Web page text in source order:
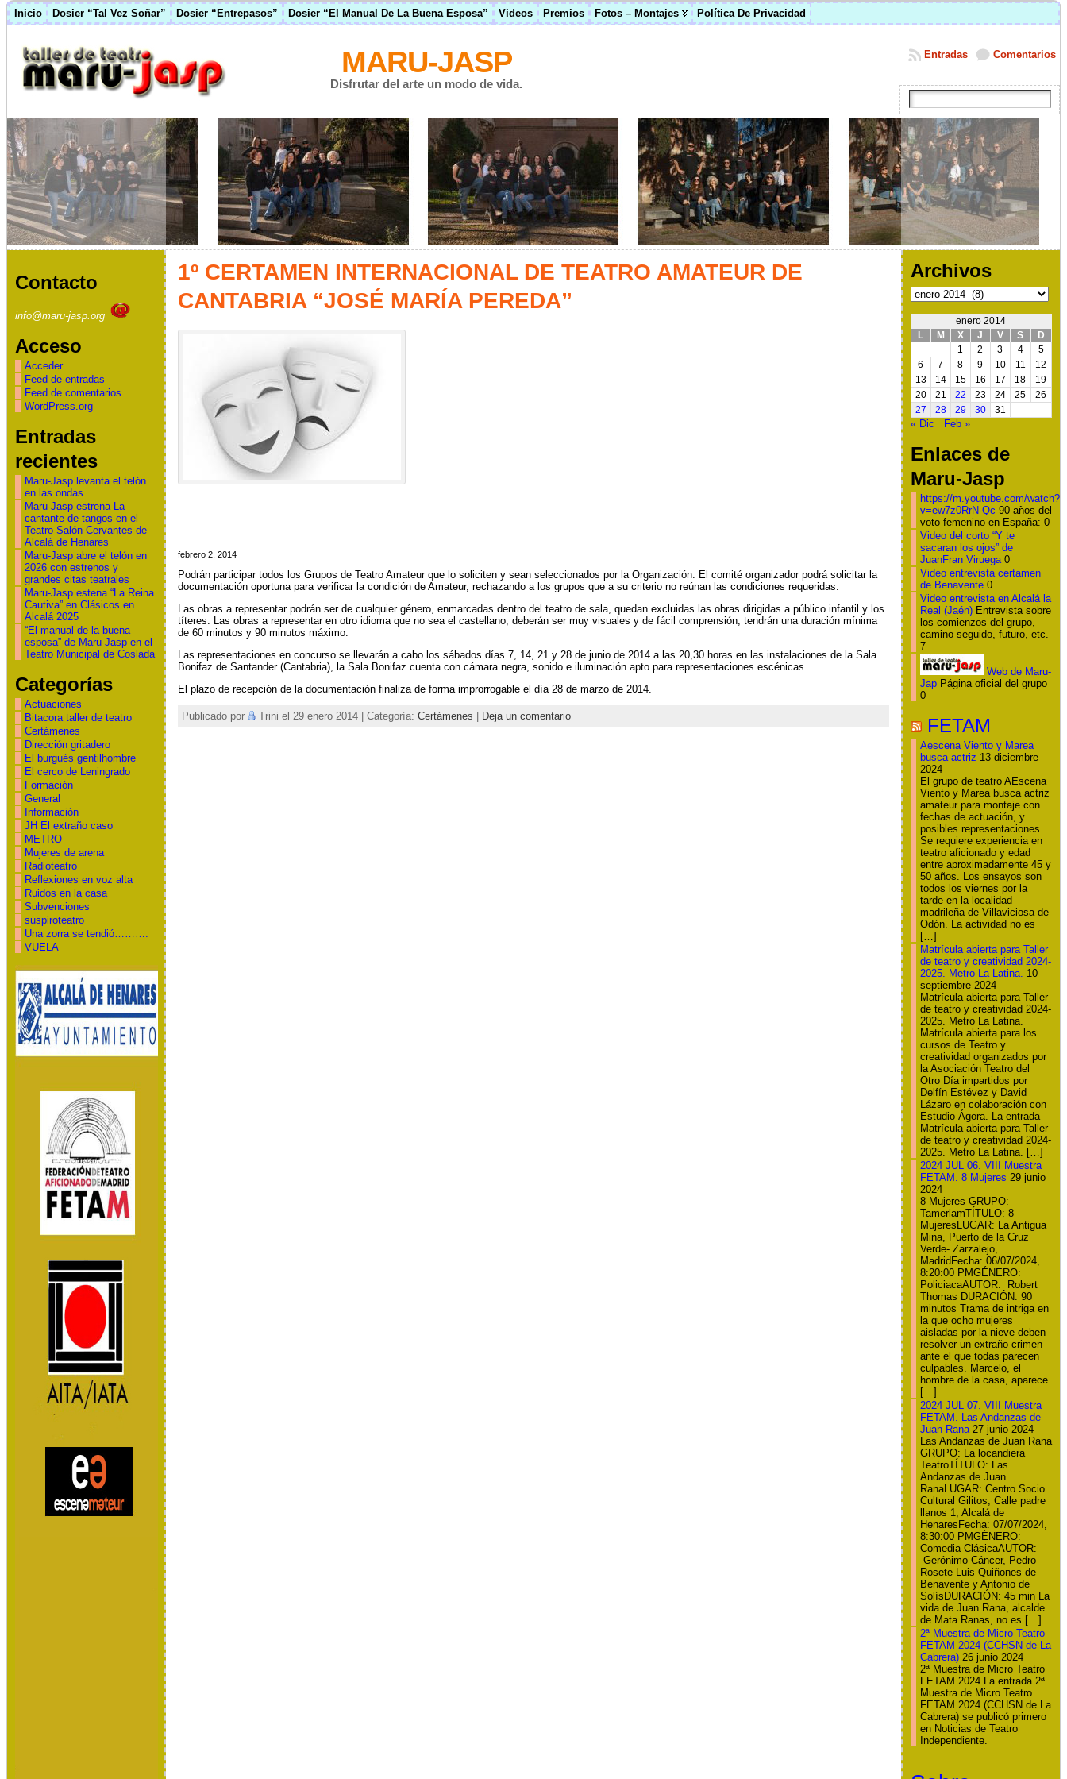
Inicio Dosier “Tal Vez Soñar” Dosier “Entrepasos” Dosier “El Manual De La Buena Esposa” Videos Premios Fotos – Montajes Política De Privacidad
MARU-JASP
Disfrutar del arte un modo de vida.
Comentarios
Entradas
Contacto
info@maru-jasp.org
Acceso
Acceder
Feed de entradas
Feed de comentarios
WordPress.org
Entradas
recientes
Maru-Jasp levanta el telón
en las ondas
Maru-Jasp estrena La
cantante de tangos en el
Teatro Salón Cervantes de
Alcalá de Henares
Maru-Jasp abre el telón en
2026 con estrenos y
grandes citas teatrales
Maru-Jasp estena “La Reina
Cautiva” en Clásicos en
Alcalá 2025
“El manual de la buena
esposa” de Maru-Jasp en el
Teatro Municipal de Coslada
Categorías
Actuaciones
Bitacora taller de teatro
Certámenes
Dirección gritadero
El burgués gentilhombre
El cerco de Leningrado
Formación
General
Información
JH El extraño caso
METRO
Mujeres de arena
Radioteatro
Reflexiones en voz alta
Ruidos en la casa
Subvenciones
suspiroteatro
Una zorra se tendió……….
VUELA
1º CERTAMEN INTERNACIONAL DE TEATRO AMATEUR DE
CANTABRIA “JOSÉ MARÍA PEREDA”
febrero 2, 2014
Podrán participar todos los Grupos de Teatro Amateur que lo soliciten y sean seleccionados por la Organización. El comité organizador podrá solicitar la
documentación oportuna para verificar la condición de Amateur, rechazando a los grupos que a su criterio no reúnan las condiciones requeridas.
Las obras a representar podrán ser de cualquier género, enmarcadas dentro del teatro de sala, quedan excluidas las obras dirigidas a público infantil y los
títeres. Las obras a representar en otro idioma que no sea el castellano, deberán ser muy visuales y de fácil comprensión, tendrán una duración mínima
de 60 minutos y 90 minutos máximo.
Las representaciones en concurso se llevarán a cabo los sábados días 7, 14, 21 y 28 de junio de 2014 a las 20,30 horas en las instalaciones de la Sala
Bonifaz de Santander (Cantabria), la Sala Bonifaz cuenta con cámara negra, sonido e iluminación apto para representaciones escénicas.
El plazo de recepción de la documentación finaliza de forma improrrogable el día 28 de marzo de 2014.
Publicado por Trini el 29 enero 2014 | Categoría: Certámenes | Deja un comentario
Archivos
Archivos
enero 2014
L
M X J V S
D
1
2 3 4
5
6
7 8 9 10 11
12
13
14 15 16 17 18
19
20
21 22 23 24 25
26
27
28 29 30 31
« Dic Feb »
Enlaces de
Maru-Jasp
https://m.youtube.com/watch?
v=ew7z0RrN-Qc 90 años del
voto femenino en España: 0
Video del corto “Y te
sacaran los ojos” de
JuanFran Viruega0
Video entrevista certamen
de Benavente0
Video entrevista en Alcalá la
Real (Jaén)Entrevista sobre
los comienzos del grupo,
camino seguido, futuro, etc.
7
Web de Maru-
JapPágina oficial del grupo
0
FETAM
Aescena Viento y Marea
busca actriz 13 diciembre
2024
El grupo de teatro AEscena
Viento y Marea busca actriz
amateur para montaje con
fechas de actuación, y
posibles representaciones.
Se requiere experiencia en
teatro aficionado y edad
entre aproximadamente 45 y
50 años. Los ensayos son
todos los viernes por la
tarde en la localidad
madrileña de Villaviciosa de
Odón. La actividad no es
[…]
Matrícula abierta para Taller
de teatro y creatividad 2024-
2025. Metro La Latina. 10
septiembre 2024
Matrícula abierta para Taller
de teatro y creatividad 2024-
2025. Metro La Latina.
Matrícula abierta para los
cursos de Teatro y
creatividad organizados por
la Asociación Teatro del
Otro Día impartidos por
Delfín Estévez y David
Lázaro en colaboración con
Estudio Ágora. La entrada
Matrícula abierta para Taller
de teatro y creatividad 2024-
2025. Metro La Latina. […]
2024 JUL 06. VIII Muestra
FETAM. 8 Mujeres 29 junio
2024
8 Mujeres GRUPO:
TamerlamTÍTULO: 8
MujeresLUGAR: La Antigua
Mina, Puerto de la Cruz
Verde- Zarzalejo,
MadridFecha: 06/07/2024,
8:20:00 PMGÉNERO:
PoliciacaAUTOR: Robert
Thomas DURACIÓN: 90
minutos Trama de intriga en
la que ocho mujeres
aisladas por la nieve deben
resolver un extraño crimen
ante el que todas parecen
culpables. Marcelo, el
hombre de la casa, aparece
[…]
2024 JUL 07. VIII Muestra
FETAM. Las Andanzas de
Juan Rana 27 junio 2024
Las Andanzas de Juan Rana
GRUPO: La locandiera
TeatroTÍTULO: Las
Andanzas de Juan
RanaLUGAR: Centro Socio
Cultural Gilitos, Calle padre
llanos 1, Alcalá de
HenaresFecha: 07/07/2024,
8:30:00 PMGÉNERO:
Comedia ClásicaAUTOR:
Gerónimo Cáncer, Pedro
Rosete Luis Quiñones de
Benavente y Antonio de
SolísDURACIÓN: 45 min La
vida de Juan Rana, alcalde
de Mata Ranas, no es […]
2ª Muestra de Micro Teatro
FETAM 2024 (CCHSN de La
Cabrera) 26 junio 2024
2ª Muestra de Micro Teatro
FETAM 2024 La entrada 2ª
Muestra de Micro Teatro
FETAM 2024 (CCHSN de La
Cabrera) se publicó primero
en Noticias de Teatro
Independiente.